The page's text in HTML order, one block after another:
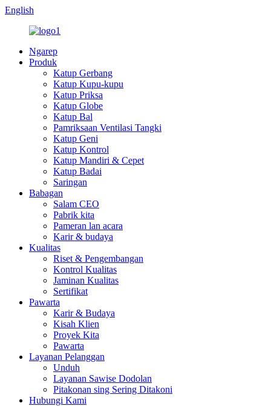
English
Ngarep
Produk
Katup Gerbang
Katup Kupu-kupu
Katup Priksa
Katup Globe
Katup Bal
Pamriksaan Ventilasi Tangki
Katup Geni
Katup Kontrol
Katup Mandiri & Cepet
Katup Badai
Saringan
Babagan
Salam CEO
Pabrik kita
Pameran lan acara
Karir & budaya
Kualitas
Riset & Pengembangan
Kontrol Kualitas
Jaminan Kualitas
Sertifikat
Pawarta
Karir & Budaya
Kisah Klien
Proyek Kita
Pawarta
Layanan Pelanggan
Unduh
Layanan Sawise Dodolan
Pitakonan sing Sering Ditakoni
Hubungi Kami